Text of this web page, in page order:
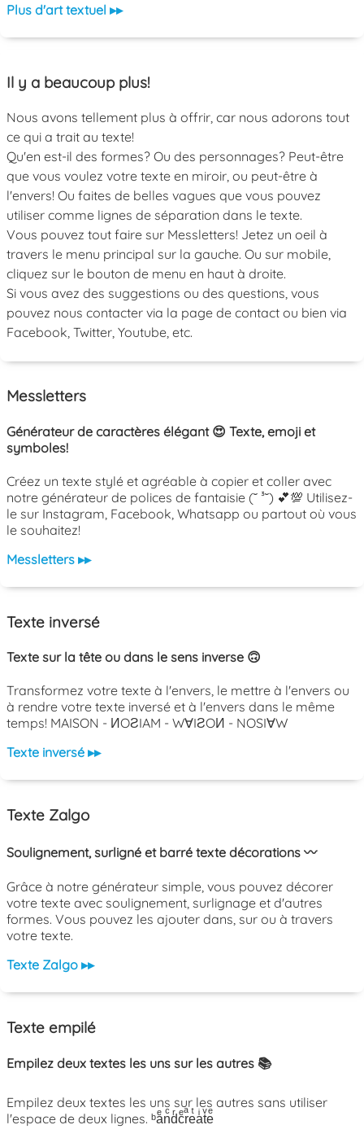
Plus d'art textuel ▸▸
Il y a beaucoup plus!
Nous avons tellement plus à offrir, car nous adorons tout
ce qui a trait au texte!
Qu'en est-il des formes? Ou des personnages? Peut-être
que vous voulez votre texte en miroir, ou peut-être à
l'envers! Ou faites de belles vagues que vous pouvez
utiliser comme lignes de séparation dans le texte.
Vous pouvez tout faire sur Messletters! Jetez un oeil à
travers le menu principal sur la gauche. Ou sur mobile,
cliquez sur le bouton de menu en haut à droite.
Si vous avez des suggestions ou des questions, vous
pouvez nous contacter via la page de contact ou bien via
Facebook, Twitter, Youtube, etc.
Messletters
Générateur de caractères élégant 😍 Texte, emoji et
symboles!
Créez un texte stylé et agréable à copier et coller avec
notre générateur de polices de fantaisie (˘ ³˘) 💕💯 Utilisez-
le sur Instagram, Facebook, Whatsapp ou partout où vous
le souhaitez!
Messletters ▸▸
Texte inversé
Texte sur la tête ou dans le sens inverse 🙃
Transformez votre texte à l'envers, le mettre à l'envers ou
à rendre votre texte inversé et à l'envers dans le même
temps! MAISON - ИOƧIAM - W∀IƧOИ - NOSI∀W
Texte inversé ▸▸
Texte Zalgo
Soulignement, surligné et barré texte décorations 〰️
Grâce à notre générateur simple, vous pouvez décorer
votre texte avec soulignement, surlignage et d'autres
formes. Vous pouvez les ajouter dans, sur ou à travers
votre texte.
Texte Zalgo ▸▸
Texte empilé
Empilez deux textes les uns sur les autres 📚
Empilez deux textes les uns sur les autres sans utiliser
l'espace de deux lignes. ᵇaͤnͨdͬcͤrͣeͭaͥtͮeͤ